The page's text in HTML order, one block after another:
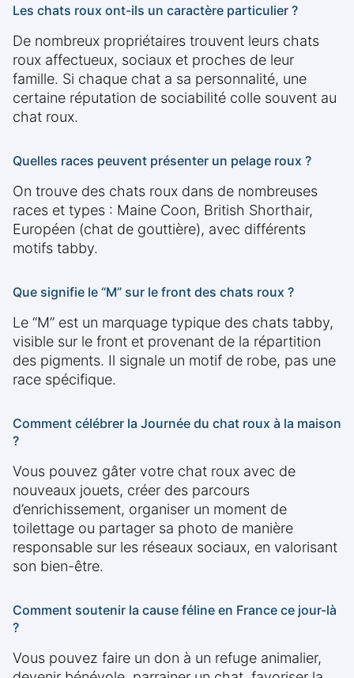
Les chats roux ont-ils un caractère particulier ?
De nombreux propriétaires trouvent leurs chats
roux affectueux, sociaux et proches de leur
famille. Si chaque chat a sa personnalité, une
certaine réputation de sociabilité colle souvent au
chat roux.
Quelles races peuvent présenter un pelage roux ?
On trouve des chats roux dans de nombreuses
races et types : Maine Coon, British Shorthair,
Européen (chat de gouttière), avec différents
motifs tabby.
Que signifie le “M” sur le front des chats roux ?
Le “M” est un marquage typique des chats tabby,
visible sur le front et provenant de la répartition
des pigments. Il signale un motif de robe, pas une
race spécifique.
Comment célébrer la Journée du chat roux à la maison
?
Vous pouvez gâter votre chat roux avec de
nouveaux jouets, créer des parcours
d’enrichissement, organiser un moment de
toilettage ou partager sa photo de manière
responsable sur les réseaux sociaux, en valorisant
son bien-être.
Comment soutenir la cause féline en France ce jour-là
?
Vous pouvez faire un don à un refuge animalier,